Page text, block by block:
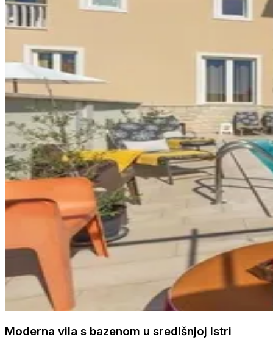
Moderna vila s bazenom u središnjoj Istri